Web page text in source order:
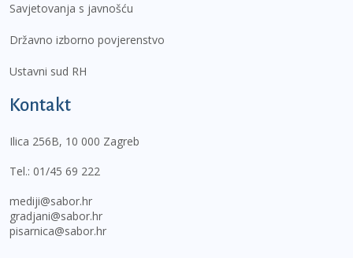
Savjetovanja s javnošću
Državno izborno povjerenstvo
Ustavni sud RH
Kontakt
Ilica 256B, 10 000 Zagreb
Tel.: 01/45 69 222
mediji@sabor.hr
gradjani@sabor.hr
pisarnica@sabor.hr